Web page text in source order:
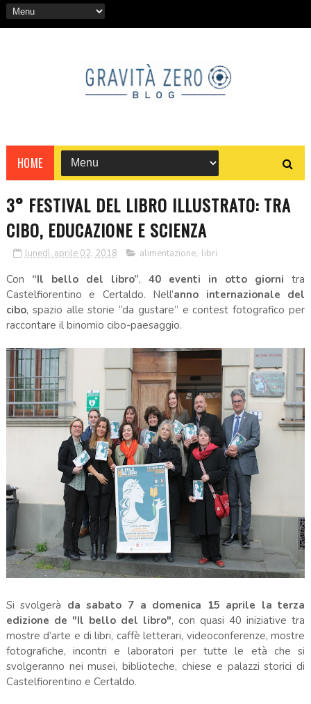
HOME
3° FESTIVAL DEL LIBRO ILLUSTRATO: TRA
CIBO, EDUCAZIONE E SCIENZA
lunedì, aprile 02, 2018 alimentazione, libri
Con “Il bello del libro”,40 eventi in otto giornitra
Castelfiorentino e Certaldo. Nell’anno internazionale del
cibo, spazio alle storie “da gustare” e contest fotografico per
raccontare il binomio cibo-paesaggio.
Si svolgerà da sabato 7 a domenica 15 aprile la terza
edizione de "Il bello del libro", con quasi 40 iniziative tra
mostre d’arte e di libri, caffè letterari, videoconferenze, mostre
fotografiche, incontri e laboratori per tutte le età che si
svolgeranno nei musei, biblioteche, chiese e palazzi storici di
Castelfiorentino e Certaldo.